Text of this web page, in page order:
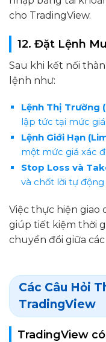
cho TradingView.
12. Đặt Lệnh
Sau khi kết nối
lệnh như:
Lệnh Thị Trường
lập tức tại mức
Lệnh Giới Hạn
một mức giá xác
Stop Loss và
và chốt lời tự
Việc thực hiện giao
giúp tiết kiệm thời
chuyển đổi giữa
Các Câu Hỏi
TradingView
TradingView